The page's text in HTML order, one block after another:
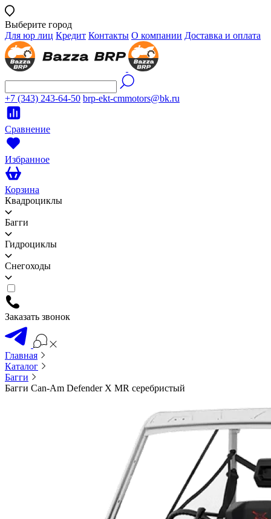
Выберите город
Для юр лиц Кредит Контакты О компании Доставка и оплата
+7 (343) 243-64-50 brp-ekt-cmmotors@bk.ru
Сравнение
Избранное
Корзина
Квадроциклы
Багги
Гидроциклы
Снегоходы
Заказать звонок
Главная
Каталог
Багги
Багги Can-Am Defender X MR серебристый